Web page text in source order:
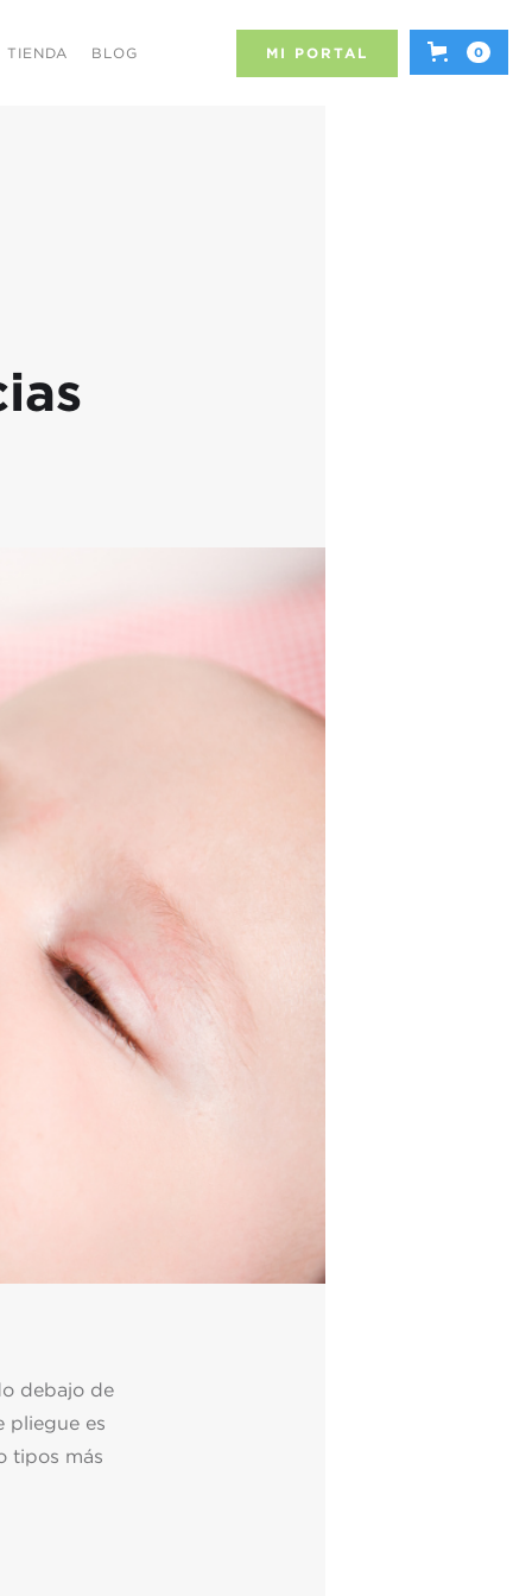
TIENDA BLOG MI PORTAL 0
debajo de
pliegue es
tipos más